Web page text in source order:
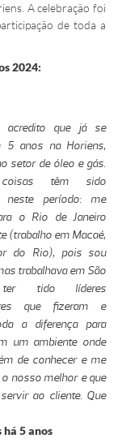
A celebração foi
de toda a
2024:
acredito que já se
5 anos na Horiens,
setor de óleo e gás.
coisas têm sido
neste período: me
o Rio de Janeiro
(trabalho em Macaé,
do Rio), pois sou
trabalhava em São
ter tido líderes
que fizeram e
a diferença para
um ambiente onde
de conhecer e me
nosso melhor e que
ao cliente. Que
5 anos